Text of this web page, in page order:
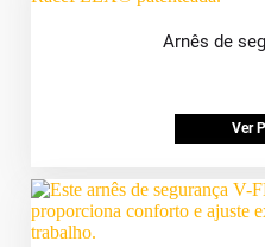
Arnês de
Ver